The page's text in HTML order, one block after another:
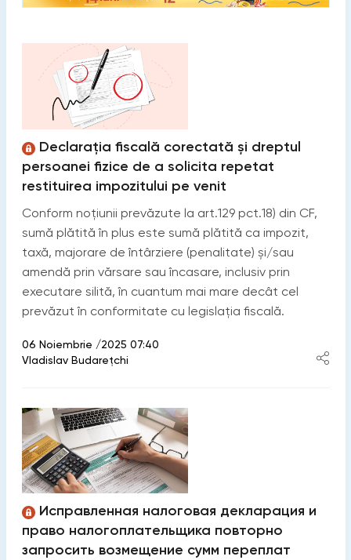
Declarația fiscală corectată și dreptul
persoanei fizice de a solicita repetat
restituirea impozitului pe venit
Conform noțiunii prevăzute la art.129 pct.18) din CF,
sumă plătită în plus este sumă plătită ca impozit,
taxă, majorare de întârziere (penalitate) și/sau
amendă prin vărsare sau încasare, inclusiv prin
executare silită, în cuantum mai mare decât cel
prevăzut în conformitate cu legislația fiscală.
06 Noiembrie /2025 07:40
Vladislav Budarețchi
Исправленная налоговая декларация и
право налогоплательщика повторно
запросить возмещение сумм переплат